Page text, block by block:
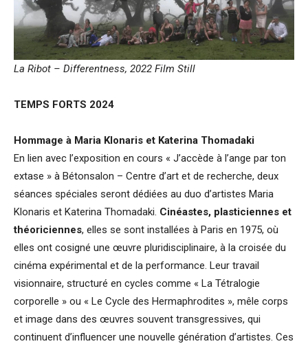
La Ribot – Differentness, 2022 Film Still
TEMPS FORTS 2024
Hommage à Maria Klonaris et Katerina Thomadaki
En lien avec l’exposition en cours « J’accède à l’ange par ton
extase » à Bétonsalon – Centre d’art et de recherche, deux
séances spéciales seront dédiées au duo d’artistes Maria
Klonaris et Katerina Thomadaki. Cinéastes, plasticiennes et
théoriciennes, elles se sont installées à Paris en 1975, où
elles ont cosigné une œuvre pluridisciplinaire, à la croisée du
cinéma expérimental et de la performance. Leur travail
visionnaire, structuré en cycles comme « La Tétralogie
corporelle » ou « Le Cycle des Hermaphrodites », mêle corps
et image dans des œuvres souvent transgressives, qui
continuent d’influencer une nouvelle génération d’artistes. Ces